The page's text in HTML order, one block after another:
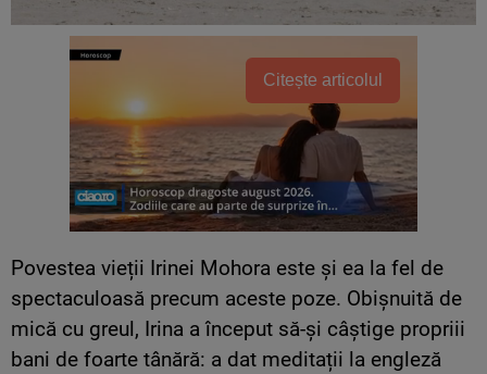
Citește articolul
Povestea vieții Irinei Mohora este și ea la fel de
spectaculoasă precum aceste poze. Obișnuită de
mică cu greul, Irina a început să-și câștige propriii
bani de foarte tânără: a dat meditații la engleză